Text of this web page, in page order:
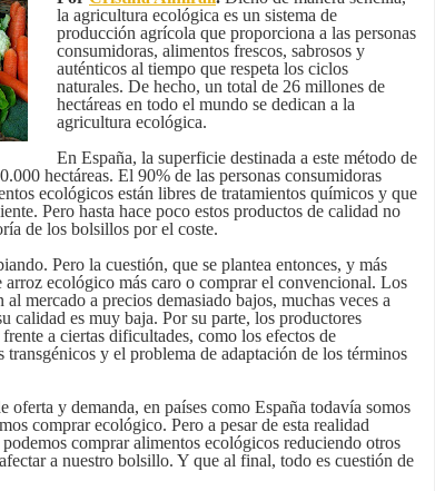
la agricultura ecológica es un sistema de
producción agrícola que proporciona a las personas
consumidoras, alimentos frescos, sabrosos y
auténticos al tiempo que respeta los ciclos
naturales. De hecho, un total de 26 millones de
hectáreas en todo el mundo se dedican a la
agricultura ecológica.
En España, la superficie destinada a este método de
hectáreas. El 90% de las personas consumidoras
ecológicos están libres de tratamientos químicos y que
Pero hasta hace poco estos productos de calidad no
de los bolsillos por el coste.
Pero la cuestión, que se plantea entonces, y más
arroz ecológico más caro o comprar el convencional. Los
mercado a precios demasiado bajos, muchas veces a
calidad es muy baja. Por su parte, los productores
a ciertas dificultades, como los efectos de
y el problema de adaptación de los términos
oferta y demanda, en países como España todavía somos
comprar ecológico. Pero a pesar de esta realidad
comprar alimentos ecológicos reduciendo otros
a nuestro bolsillo. Y que al final, todo es cuestión de